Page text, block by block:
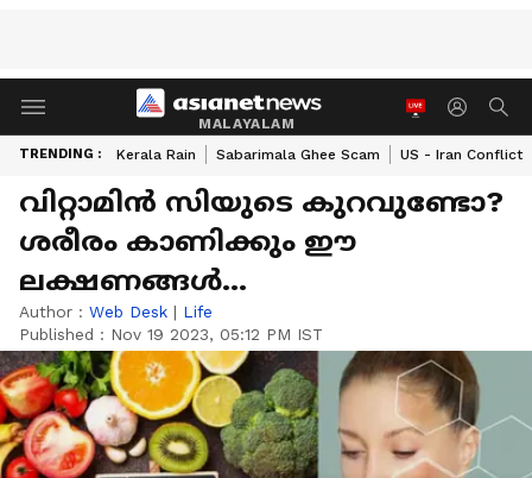
MALAYALAM
TRENDING : Kerala Rain Sabarimala Ghee Scam US - Iran Conflict
വിറ്റാമിൻ സിയുടെ കുറവുണ്ടോ?
ശരീരം കാണിക്കും ഈ
ലക്ഷണങ്ങള്‍...
Author : Web Desk | Life
Published : Nov 19 2023, 05:12 PM IST